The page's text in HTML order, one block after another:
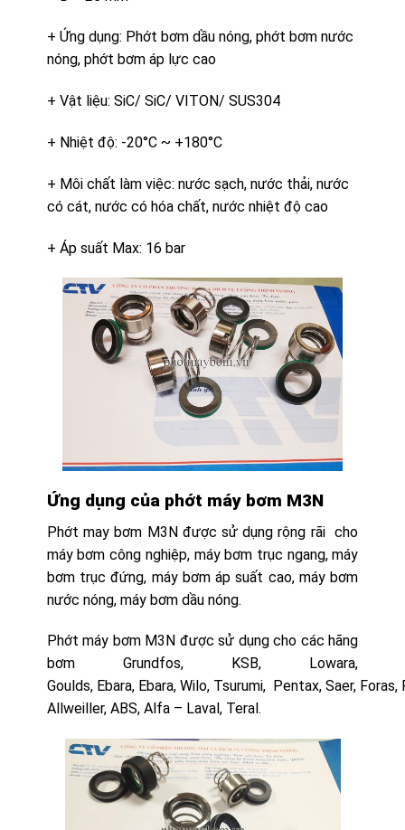
+ Ứng dụng: Phớt bơm dầu nóng, phớt bơm nước
nóng, phớt bơm áp lực cao
+ Vật liệu: SiC/ SiC/ VITON/ SUS304
+ Nhiệt độ: -20°C ~ +180°C
+ Môi chất làm việc: nước sạch, nước thải, nước
có cát, nước có hóa chất, nước nhiệt độ cao
+ Áp suất Max: 16 bar
Ứng dụng của phớt máy bơm M3N
Phớt may bơm M3N được sử dụng rộng rãi cho
máy bơm công nghiệp, máy bơm trục ngang, máy
bơm trục đứng, máy bơm áp suất cao, máy bơm
nước nóng, máy bơm dầu nóng.
Phớt máy bơm M3N được sử dụng cho các hãng
bơm Grundfos, KSB, Lowara,
Goulds, Ebara, Ebara, Wilo, Tsurumi, Pentax, Saer, Foras,
Allweiller, ABS, Alfa – Laval, Teral.